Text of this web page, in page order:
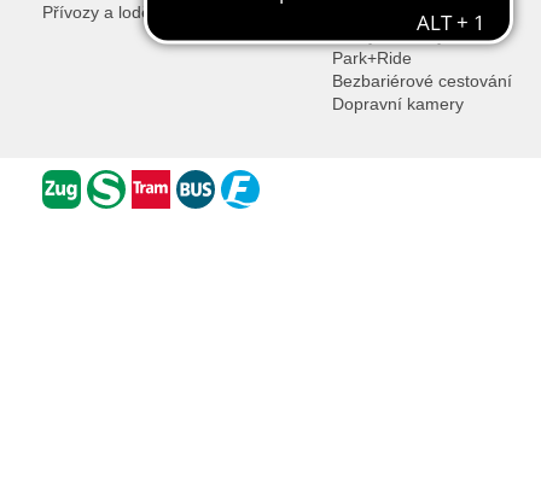
Přívozy a lodě
Ztráty a nálezy
Park+Ride
Bezbariérové cestování
Dopravní kamery